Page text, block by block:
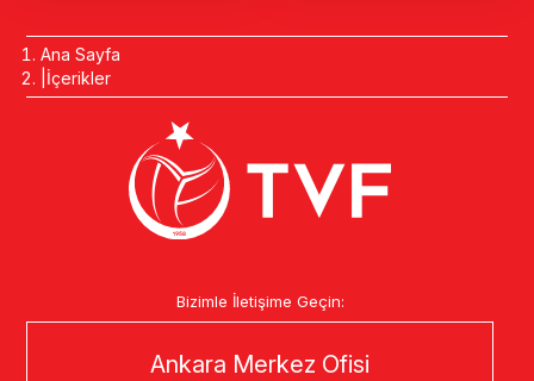
Ana Sayfa
İçerikler
Bizimle İletişime Geçin:
Ankara Merkez Ofisi